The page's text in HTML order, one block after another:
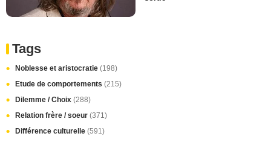
Tags
Noblesse et aristocratie (198)
Etude de comportements (215)
Dilemme / Choix (288)
Relation frère / soeur (371)
Différence culturelle (591)